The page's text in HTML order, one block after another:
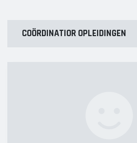
COÖRDINATIOR OPLEIDINGEN